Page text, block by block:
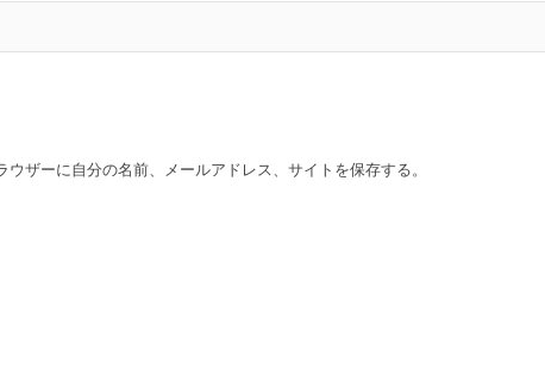
ザーに自分の名前、メールアドレス、サイトを保存する。